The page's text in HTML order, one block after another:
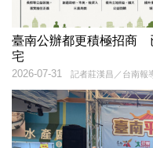
臺南公辦都更積極招商
宅
記者莊漢昌／台南報
2026-07-31